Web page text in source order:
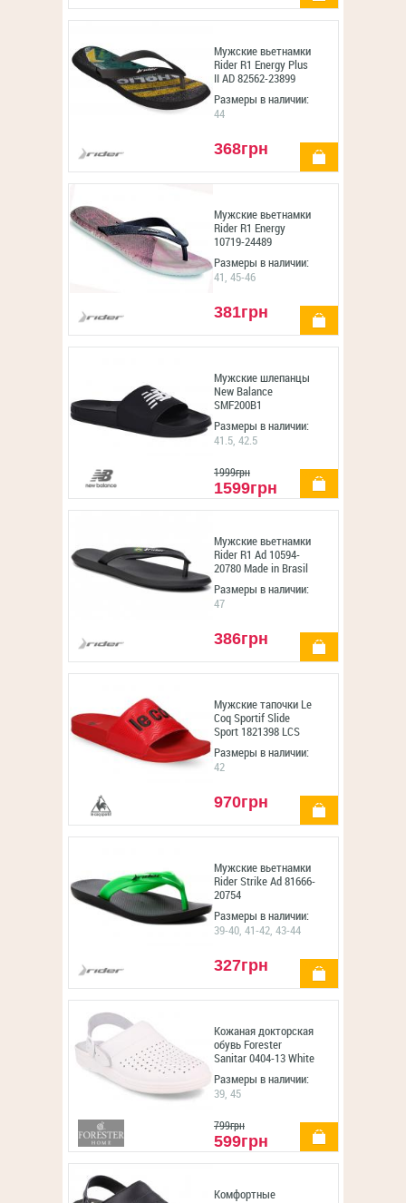
Мужские вьетнамки
Rider R1 Energy Plus
II AD 82562-23899
Размеры в наличии:
44
368грн купить
Мужские вьетнамки
Rider R1 Energy
10719-24489
Размеры в наличии:
41, 45-46
381грн купить
Мужские шлепанцы
New Balance
SMF200B1
Размеры в наличии:
41.5, 42.5
1999грн
1599грн
купить
Мужские вьетнамки
Rider R1 Ad 10594-
20780 Made in Brasil
Размеры в наличии:
47
386грн купить
Мужские тапочки Le
Coq Sportif Slide
Sport 1821398 LCS
Размеры в наличии:
42
970грн купить
Мужские вьетнамки
Rider Strike Ad 81666-
20754
Размеры в наличии:
39-40, 41-42, 43-44
327грн купить
Кожаная докторская
обувь Forester
Sanitar 0404-13 White
Размеры в наличии:
39, 45
799грн
599грн
купить
Комфортные